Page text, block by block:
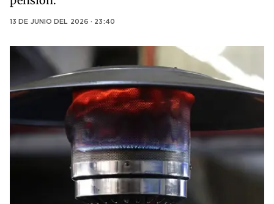
13 DE JUNIO DEL 2026 · 23:40